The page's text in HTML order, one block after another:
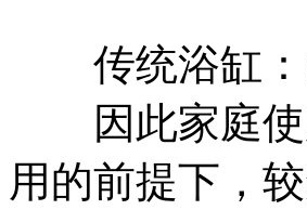
传统浴缸：
因此家庭使
用的前提下，